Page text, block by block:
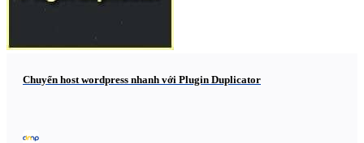
Chuyển host wordpress nhanh với Plugin Duplicator